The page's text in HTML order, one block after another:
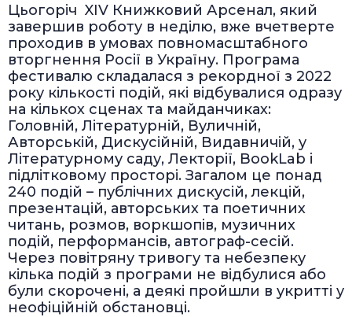
Цьогоріч XIV Книжковий Арсенал, який
завершив роботу в неділю, вже вчетверте
проходив в умовах повномасштабного
вторгнення Росії в Україну. Програма
фестивалю складалася з рекордної з 2022
року кількості подій, які відбувалися одразу
на кількох сценах та майданчиках:
Головній, Літературній, Вуличній,
Авторській, Дискусійній, Видавничій, у
Літературному саду, Лекторії, BookLab і
підлітковому просторі. Загалом це понад
240 подій – публічних дискусій, лекцій,
презентацій, авторських та поетичних
читань, розмов, воркшопів, музичних
подій, перформансів, автограф-сесій.
Через повітряну тривогу та небезпеку
кілька подій з програми не відбулися або
були скорочені, а деякі пройшли в укритті у
неофіційній обстановці.